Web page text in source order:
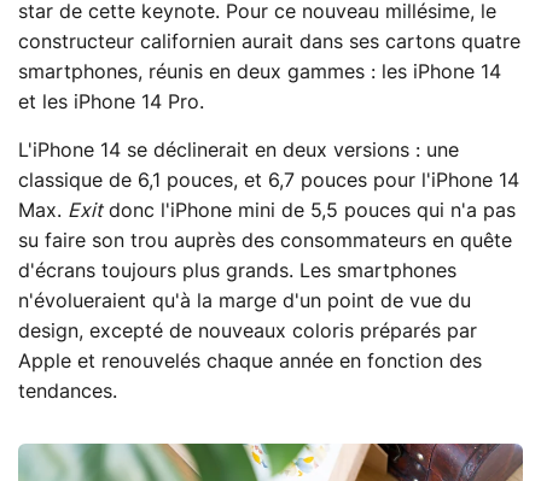
star de cette keynote. Pour ce nouveau millésime, le
constructeur californien aurait dans ses cartons quatre
smartphones, réunis en deux gammes : les iPhone 14
et les iPhone 14 Pro.
L'iPhone 14 se déclinerait en deux versions : une
classique de 6,1 pouces, et 6,7 pouces pour l'iPhone 14
Max. Exitdonc l'iPhone mini de 5,5 pouces qui n'a pas
su faire son trou auprès des consommateurs en quête
d'écrans toujours plus grands. Les smartphones
n'évolueraient qu'à la marge d'un point de vue du
design, excepté de nouveaux coloris préparés par
Apple et renouvelés chaque année en fonction des
tendances.